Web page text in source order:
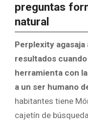
preguntas
natural
Perplexity
resultados
herramienta con
a un ser humano
habitantes tiene
cajetín de